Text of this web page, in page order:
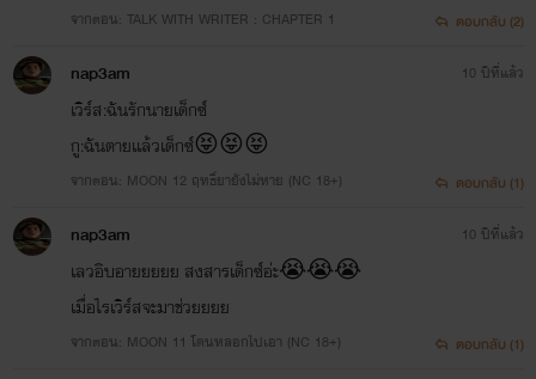
จากตอน: TALK WITH WRITER : CHAPTER 1 ตอบกลับ (2)
nap3am
เวิร์ส:ฉันรักนายเด็กซ์
กู:ฉันตายเเล้วเด็กซ์😝😝😝
จากตอน: MOON 12 ฤทธิ์ยายังไม่หาย (NC 18+)
10 ปีที่แล้ว
ตอบกลับ (1)
nap3am
เลวอิบอายยยยย สงสารเด็กซ์อ่ะ😭😭😭
เมื่อไรเวิร์สจะมาช่วยยยย
จากตอน: MOON 11 โดนหลอกไปเอา (NC 18+)
10 ปีที่แล้ว
ตอบกลับ (1)